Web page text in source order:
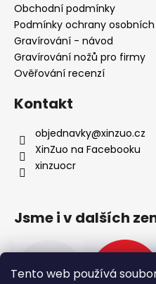
Tento web používá
Obchodní podmínky
Podmínky ochrany
Gravírování - návod
Gravírování nožů pro firmy
Ověřování recenzí
Kontakt
objednavky@xinzuo.cz
XinZuo na Facebooku
xinzuocr
Jsme i v dalších